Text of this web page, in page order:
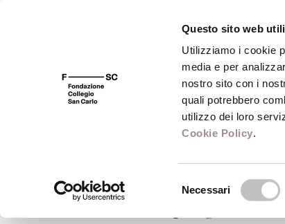
Questo sito web
Utilizziamo i cookie
media e per
nostro sito con i
quali potrebbero
utilizzo dei loro
Cookie Policy.
Necessari
FSC 400 Fondazione
Venerdì
Un futuro per gli altri